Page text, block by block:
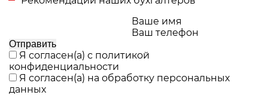
Ваше имя
Ваш телефон
Отправить
Я согласен(а) с политикой
конфиденциальности
Я согласен(а) на обработку персональных
данных